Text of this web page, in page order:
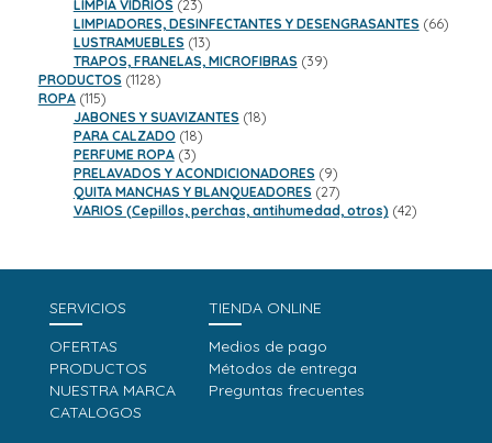
LIMPIA VIDRIOS 2323
productos
LIMPIADORES, DESINFECTANTES Y DESENGRASANTES 6666
LUSTRAMUEBLES 1313
productos
TRAPOS, FRANELAS, MICROFIBRAS 3939
PRODUCTOS 11281128
ROPA 115115
productos
JABONES Y SUAVIZANTES 1818
PARA CALZADO 1818
PERFUME ROPA 33
productos
PRELAVADOS Y ACONDICIONADORES 99
productos
QUITA MANCHAS Y BLANQUEADORES 2727
productos
VARIOS (Cepillos, perchas, antihumedad, otros) 4242
SERVICIOS
OFERTAS
PRODUCTOS
NUESTRA MARCA
CATALOGOS
TIENDA ONLINE
Medios de pago
Métodos de entrega
Preguntas frecuentes